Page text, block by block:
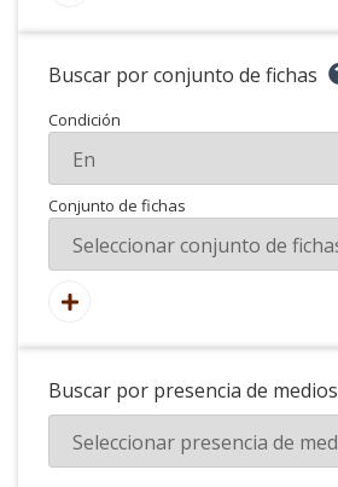
Buscar por conjunto de fichas
Condición
Conjunto de fichas
Buscar por presencia de medios